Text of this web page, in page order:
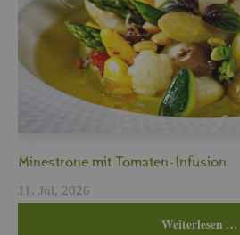
Min­es­tro­ne mit To­ma­ten-In­fu­si­on
11. Jul, 2026
Wei­ter­le­sen …